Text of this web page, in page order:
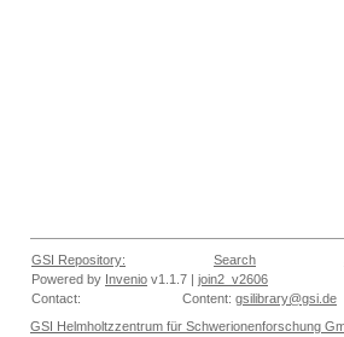
GSI Repository: Search
Powered by Invenio v1.1.7 | join2_v2606
Contact:
Content: gsilibrary@gsi.de
GSI Helmholtzzentrum für Schwerionenforschung